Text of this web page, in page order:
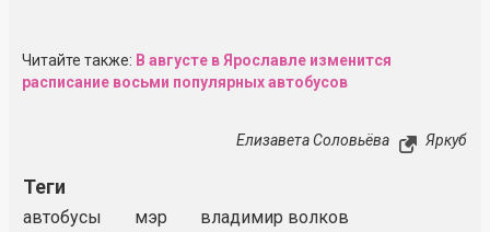
Читайте также: В августе в Ярославле изменится
расписание восьми популярных автобусов
Елизавета Соловьёва Яркуб
Теги
автобусы мэр владимир волков